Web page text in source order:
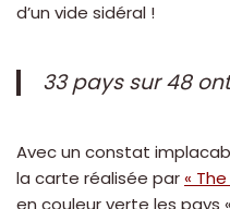
d’un vide sidéral !
33 pays sur 48
Avec un constat
la carte réalisée par«
en couleur verte les pays